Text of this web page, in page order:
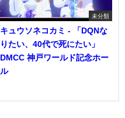
未分類
キュウソネコカミ - 「DQNな
りたい、40代で死にたい」
DMCC 神戸ワールド記念ホー
ル